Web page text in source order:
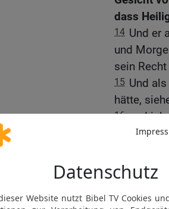
dass
14 Und er
und
sein
15 Und
hätte,
16 und ich
rufen
17 Und
und fiel